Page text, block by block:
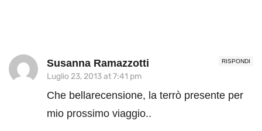
RISPONDI
Susanna Ramazzotti
Luglio 23, 2013 at 7:41 pm
Che bellarecensione, la terrò presente per
mio prossimo viaggio..